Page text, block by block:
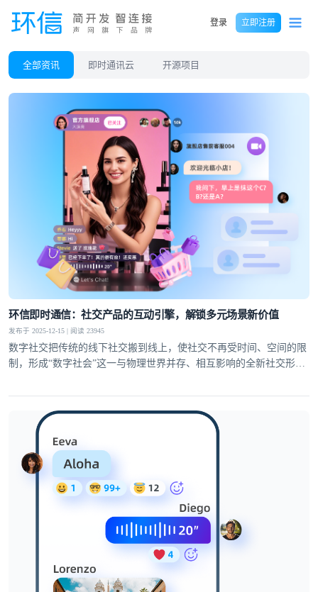
登录 立即注册
全部资讯 即时通讯云 开源项目
环信即时通信：社交产品的互动引擎，解锁多元场景新价值
发布于 2025-12-15 | 阅读 23945
数字社交把传统的线下社交搬到线上，使社交不再受时间、空间的限
制，形成“数字社会”这一与物理世界并存、相互影响的全新社交形
交产品的核心竞争力逐渐聚焦于即时通信能力的打造